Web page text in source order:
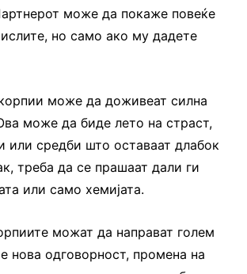
може да покаже повеќе
но само ако му дадете
може да доживеат силна
може да биде лето на страст,
или средби што оставаат длабок
треба да се прашаат дали ги
или само хемијата.
можат да направат голем
нова одговорност, промена на